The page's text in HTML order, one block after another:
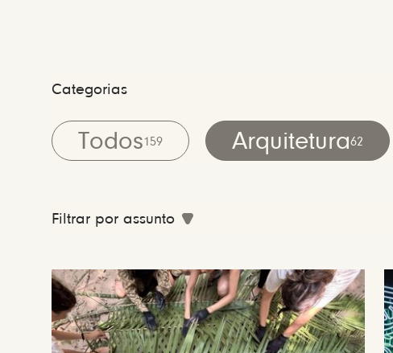
Categorias
Todos159 Arquitetura62
Filtrar por assunto